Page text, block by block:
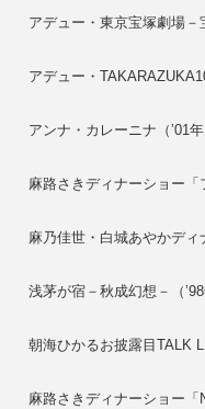
アデュー・東京宝塚劇場
アデュー・
アンナ・カレーニナ（’01年
麻路さきディナーショー「
麻乃佳世・白城あやかディ
浅茅が宿－秋成幻想－（
朝海ひかるお披露目TALK
麻路さきディナーショー「